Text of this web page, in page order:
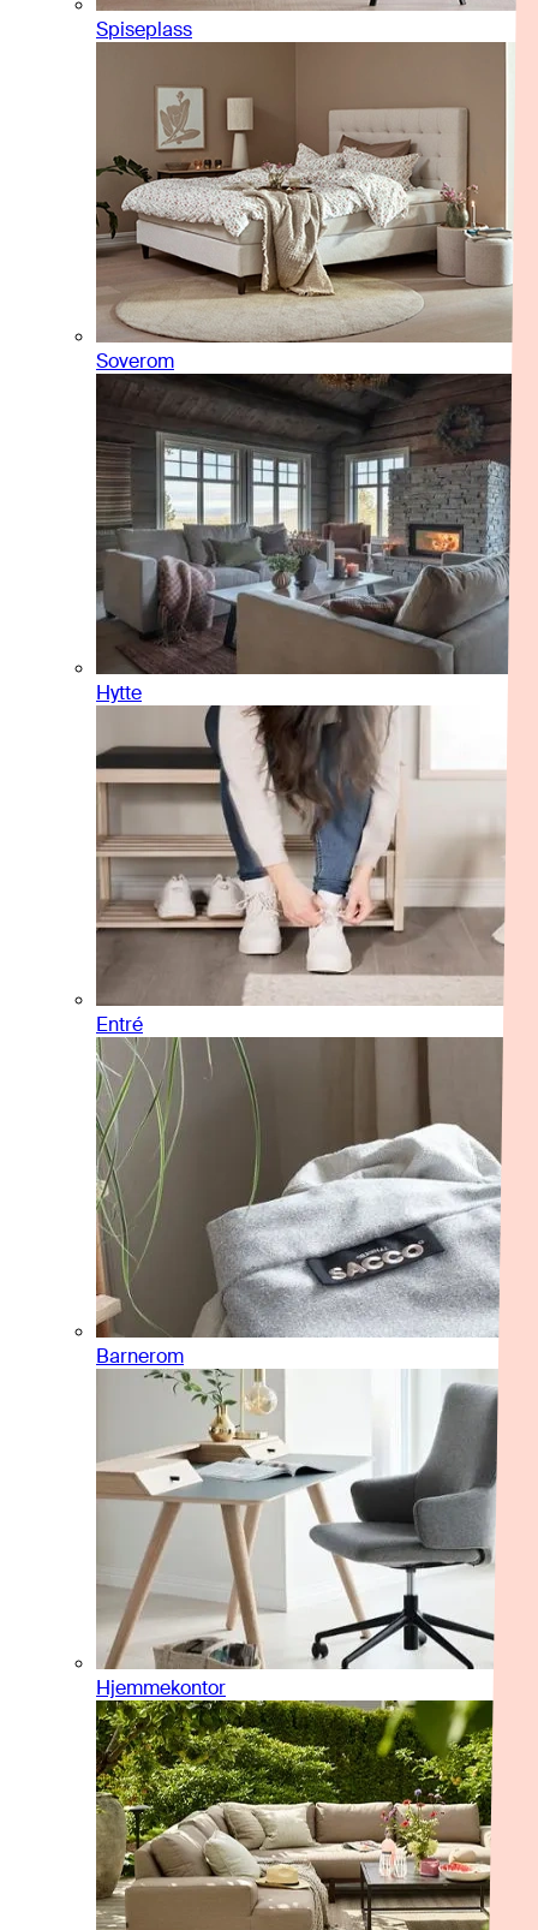
Spiseplass
Soverom
Hytte
Entré
Barnerom
Hjemmekontor